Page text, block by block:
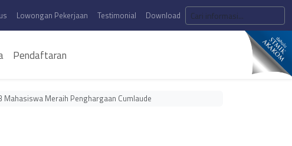
Lowongan Pekerjaan Testimonial Download
Pendaftaran
Mahasiswa Meraih Penghargaan Cumlaude